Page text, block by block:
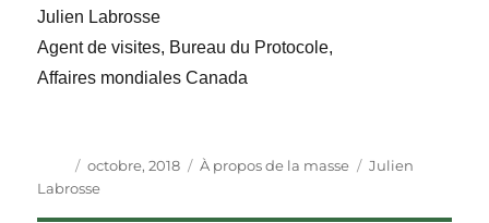
Julien Labrosse
Agent de visites, Bureau du Protocole,
Affaires mondiales Canada
Auteur
Publié
le
octobre, 2018 Catégories
À propos de la masse Étiquettes
Julien
Labrosse